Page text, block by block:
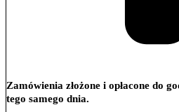
Zamówienia złożone i opłacone do
tego samego dnia.